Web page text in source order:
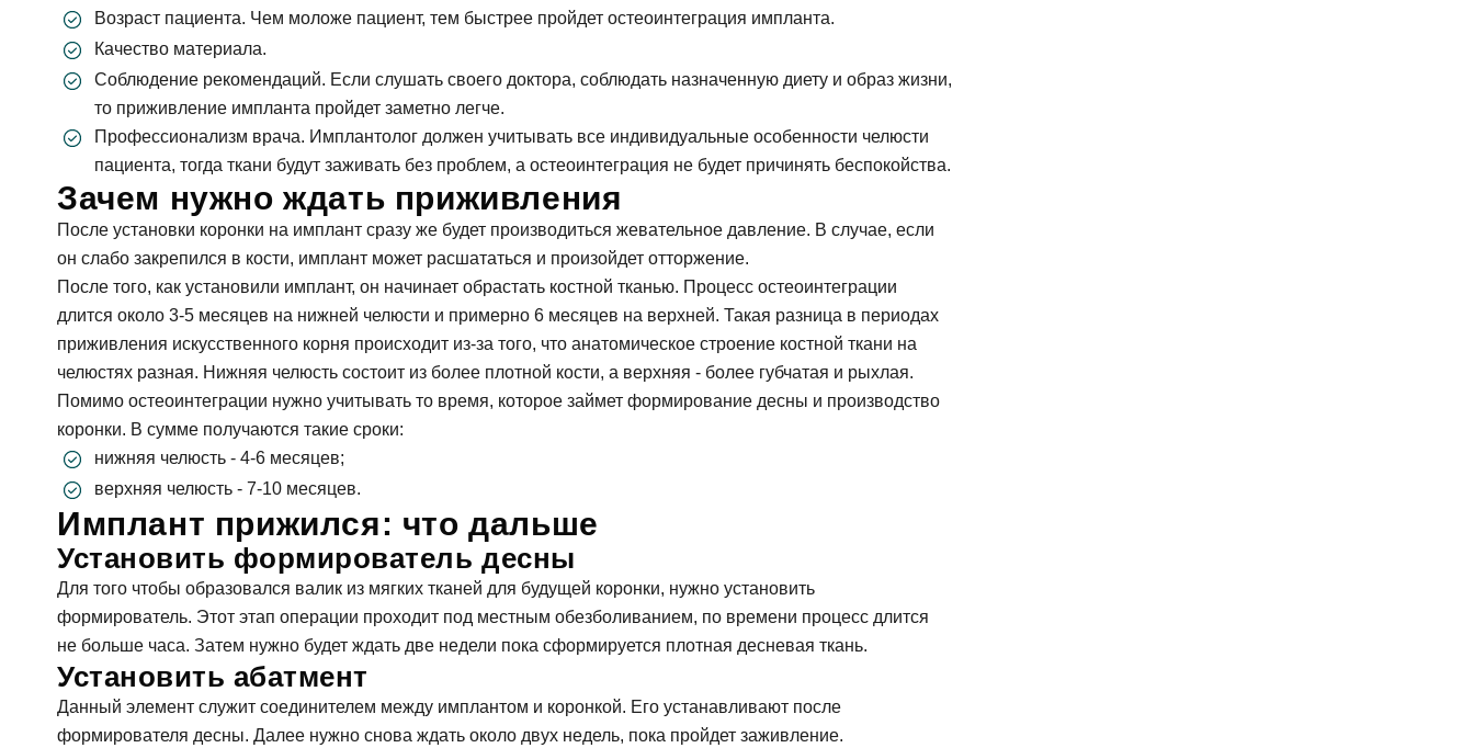
Возраст пациента. Чем моложе пациент, тем быстрее пройдет остеоинтеграция импланта.
Качество материала.
Соблюдение рекомендаций. Если слушать своего доктора, соблюдать назначенную диету и образ жизни,
то приживление импланта пройдет заметно легче.
Профессионализм врача. Имплантолог должен учитывать все индивидуальные особенности челюсти
пациента, тогда ткани будут заживать без проблем, а остеоинтеграция не будет причинять беспокойства.
Зачем нужно ждать приживления
После установки коронки на имплант сразу же будет производиться жевательное давление. В случае, если
он слабо закрепился в кости, имплант может расшататься и произойдет отторжение.
После того, как установили имплант, он начинает обрастать костной тканью. Процесс остеоинтеграции
длится около 3-5 месяцев на нижней челюсти и примерно 6 месяцев на верхней. Такая разница в периодах
приживления искусственного корня происходит из-за того, что анатомическое строение костной ткани на
челюстях разная. Нижняя челюсть состоит из более плотной кости, а верхняя - более губчатая и рыхлая.
Помимо остеоинтеграции нужно учитывать то время, которое займет формирование десны и производство
коронки. В сумме получаются такие сроки:
нижняя челюсть - 4-6 месяцев;
верхняя челюсть - 7-10 месяцев.
Имплант прижился: что дальше
Установить формирователь десны
Для того чтобы образовался валик из мягких тканей для будущей коронки, нужно установить
формирователь. Этот этап операции проходит под местным обезболиванием, по времени процесс длится
не больше часа. Затем нужно будет ждать две недели пока сформируется плотная десневая ткань.
Установить абатмент
Данный элемент служит соединителем между имплантом и коронкой. Его устанавливают после
формирователя десны. Далее нужно снова ждать около двух недель, пока пройдет заживление.
Задать вопрос
ФИО